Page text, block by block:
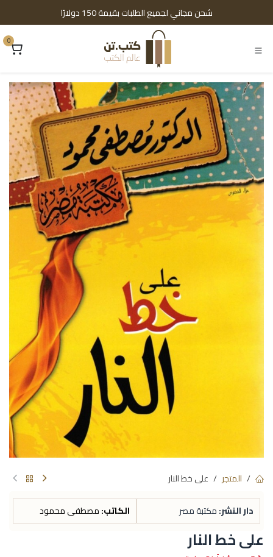
شحن مجاني لجميع الطلبات بقيمة 150 دولارًا
0
المتجر على خط النار
دار النشر:مكتبة مصر الكاتب:مصطفى محمود
على خط النار